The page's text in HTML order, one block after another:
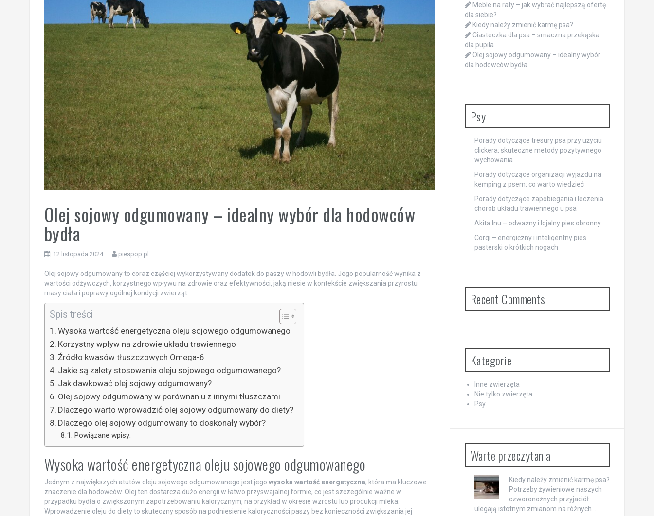
Olej sojowy odgumowany – idealny wybór dla hodowców
bydła
12 listopada 2024 piespop.pl
Olej sojowy odgumowany to coraz częściej wykorzystywany dodatek do paszy w hodowli bydła. Jego popularność wynika z
wartości odżywczych, korzystnego wpływu na zdrowie oraz efektywności, jaką niesie w kontekście zwiększania przyrostu
masy ciała i poprawy ogólnej kondycji zwierząt.
Spis treści
Wysoka wartość energetyczna oleju sojowego odgumowanego
Korzystny wpływ na zdrowie układu trawiennego
Źródło kwasów tłuszczowych Omega-6
Jakie są zalety stosowania oleju sojowego odgumowanego?
Jak dawkować olej sojowy odgumowany?
Olej sojowy odgumowany w porównaniu z innymi tłuszczami
Dlaczego warto wprowadzić olej sojowy odgumowany do diety?
Dlaczego olej sojowy odgumowany to doskonały wybór?
Powiązane wpisy:
Wysoka wartość energetyczna oleju sojowego odgumowanego
Jednym z największych atutów oleju sojowego odgumowanego jest jego wysoka wartość energetyczna, która ma kluczowe
znaczenie dla hodowców. Olej ten dostarcza dużo energii w łatwo przyswajalnej formie, co jest szczególnie ważne w
przypadku bydła o zwiększonym zapotrzebowaniu kalorycznym, na przykład w okresie wzrostu lub produkcji mleka.
Wprowadzenie oleju do diety to skuteczny sposób na podniesienie kaloryczności paszy bez konieczności zwiększania jej
Meble na raty – jak wybrać najlepszą ofertę
dla siebie?
Kiedy należy zmienić karmę psa?
Ciasteczka dla psa – smaczna przekąska
dla pupila
Olej sojowy odgumowany – idealny wybór
dla hodowców bydła
Psy
Porady dotyczące tresury psa przy użyciu
clickera: skuteczne metody pozytywnego
wychowania
Porady dotyczące organizacji wyjazdu na
kemping z psem: co warto wiedzieć
Porady dotyczące zapobiegania i leczenia
chorób układu trawiennego u psa
Akita Inu – odważny i lojalny pies obronny
Corgi – energiczny i inteligentny pies
pasterski o krótkich nogach
Recent Comments
Kategorie
Inne zwierzęta
Nie tylko zwierzęta
Psy
Warte przeczytania
Kiedy należy zmienić karmę psa?
Potrzeby żywieniowe naszych
czworonożnych przyjaciół
ulegają istotnym zmianom na różnych …